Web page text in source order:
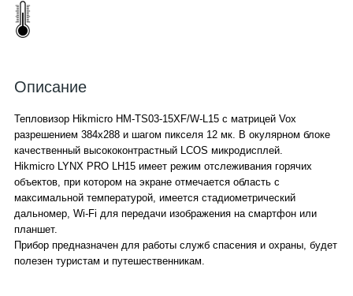
Описание
Тепловизор Hikmicro HM-TS03-15XF/W-L15 с матрицей Vox
разрешением 384х288 и шагом пикселя 12 мк. В окулярном блоке
качественный высококонтрастный LCOS микродисплей.
Hikmicro LYNX PRO LH15 имеет режим отслеживания горячих
объектов, при котором на экране отмечается область с
максимальной температурой, имеется стадиометрический
дальномер, Wi-Fi для передачи изображения на смартфон или
планшет.
Прибор предназначен для работы служб спасения и охраны, будет
полезен туристам и путешественникам.